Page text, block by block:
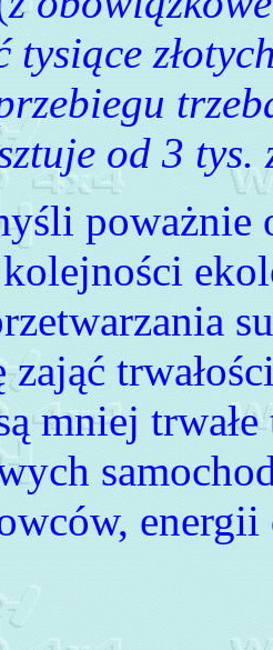
tysiące
od 3 tys.
mniej